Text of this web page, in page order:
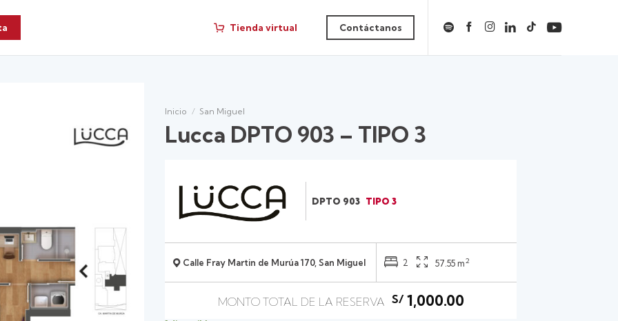
Tienda virtual Contáctanos
Inicio / San Miguel
Lucca DPTO 903 – TIPO 3
DPTO 903 TIPO 3
Calle Fray Martin de Murúa 170, San Miguel 2 57.55 m2
S/1,000.00